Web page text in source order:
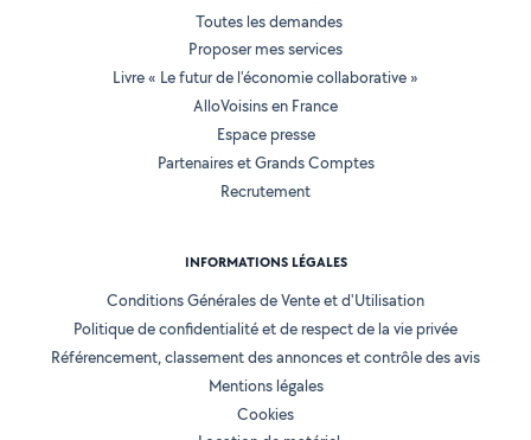
Toutes les demandes
Proposer mes services
Livre « Le futur de l'économie collaborative »
AlloVoisins en France
Espace presse
Partenaires et Grands Comptes
Recrutement
INFORMATIONS LÉGALES
Conditions Générales de Vente et d'Utilisation
Politique de confidentialité et de respect de la vie privée
Référencement, classement des annonces et contrôle des avis
Mentions légales
Cookies